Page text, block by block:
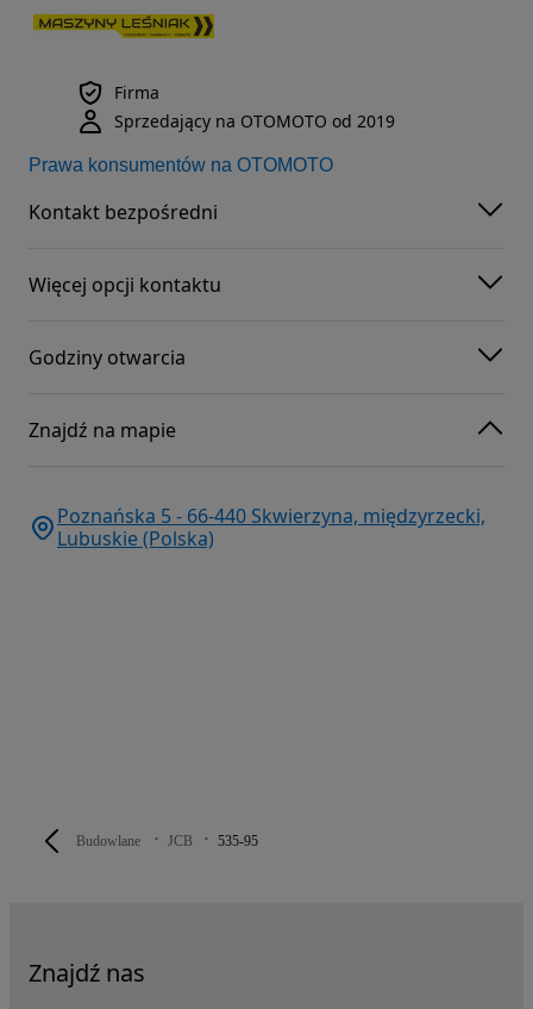
Budowlane JCB 535-95
Firma
Sprzedający na OTOMOTO od 2019
Prawa konsumentów na OTOMOTO
Kontakt bezpośredni
Więcej opcji kontaktu
Godziny otwarcia
Znajdź na mapie
Poznańska 5 - 66-440 Skwierzyna, międzyrzecki,
Lubuskie (Polska)
Znajdź nas